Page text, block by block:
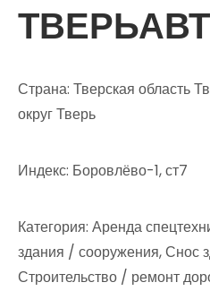
Страна: Тверская область
округ Тверь
Индекс: Боровлёво-1, ст7
Категория: Аренда
здания / сооружения, Снос
Строительство / ремонт